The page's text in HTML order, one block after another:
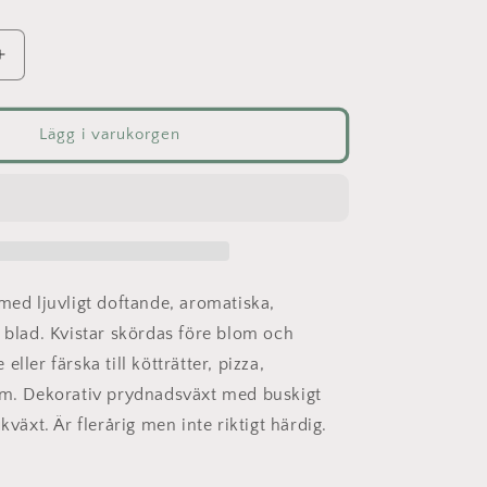
Öka
RosmarinLägg i varukorgen
ljuvligt doftande, aromatiska,
Kvistar skördas före blom och
eller färska till kötträtter, pizza,
Dekorativ prydnadsväxt med buskigt
Är flerårig men inte riktigt härdig.